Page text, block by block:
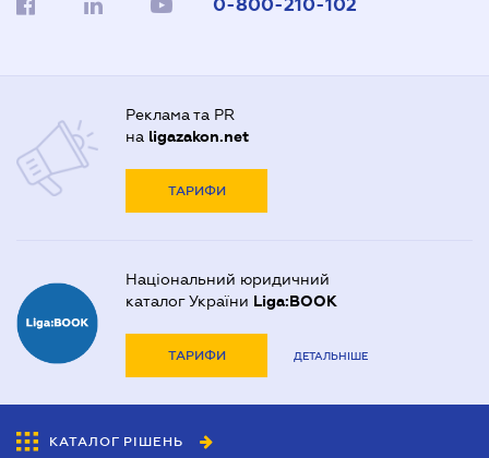
0-800-210-102
Реклама та PR
на ligazakon.net
ТАРИФИ
Національний юридичний
каталог України Liga:BOOK
ТАРИФИ ДЕТАЛЬНІШЕ
КАТАЛОГ РІШЕНЬ